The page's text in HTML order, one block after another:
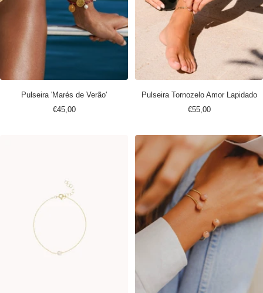
Pulseira 'Marés de Verão'
Preço
€45,00
Pulseira Tornozelo Amor Lapidado
Preço
€55,00